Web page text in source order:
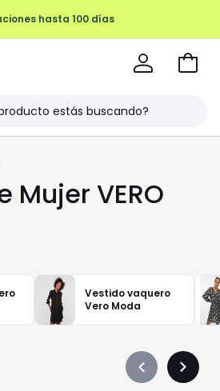
hasta 100 días
Ir
Mujer VERO
Vestido vaquero
Vero Moda
Précédent